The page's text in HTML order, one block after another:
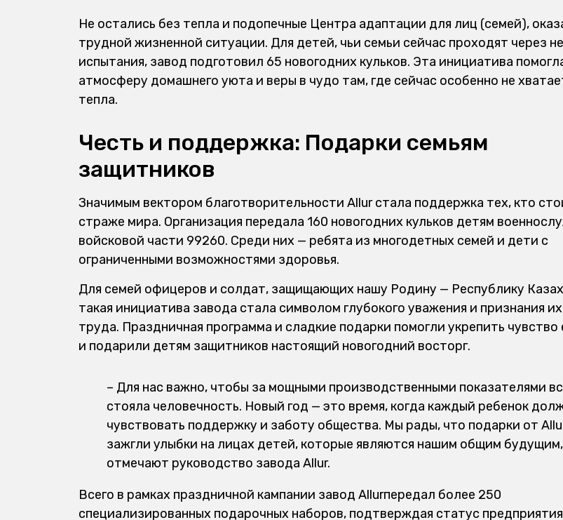
Не остались без тепла и подопечные Центра адаптации для лиц (семей),
трудной жизненной ситуации. Для детей, чьи семьи сейчас проходят через
испытания, завод подготовил 65 новогодних кульков. Эта инициатива
атмосферу домашнего уюта и веры в чудо там, где сейчас особенно не
тепла.
Честь и поддержка: Подарки семьям
защитников
Значимым вектором благотворительности Allur стала поддержка тех, кто
страже мира. Организация передала 160 новогодних кульков детям
войсковой части 99260. Среди них — ребята из многодетных семей и дети с
ограниченными возможностями здоровья.
Для семей офицеров и солдат, защищающих нашу Родину — Республику
такая инициатива завода стала символом глубокого уважения и признания их
труда. Праздничная программа и сладкие подарки помогли укрепить чувство
и подарили детям защитников настоящий новогодний восторг.
– Для нас важно, чтобы за мощными производственными показателями
стояла человечность. Новый год — это время, когда каждый ребенок
чувствовать поддержку и заботу общества. Мы рады, что подарки от
зажгли улыбки на лицах детей, которые являются нашим общим
отмечают руководство завода Allur.
Всего в рамках праздничной кампании завод Allurпередал более 250
специализированных подарочных наборов, подтверждая статус